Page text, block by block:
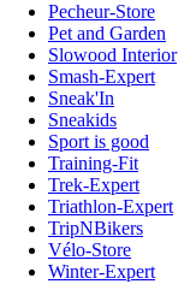
Pecheur-Store
Pet and Garden
Slowood Interior
Smash-Expert
Sneak'In
Sneakids
Sport is good
Training-Fit
Trek-Expert
Triathlon-Expert
TripNBikers
Vélo-Store
Winter-Expert